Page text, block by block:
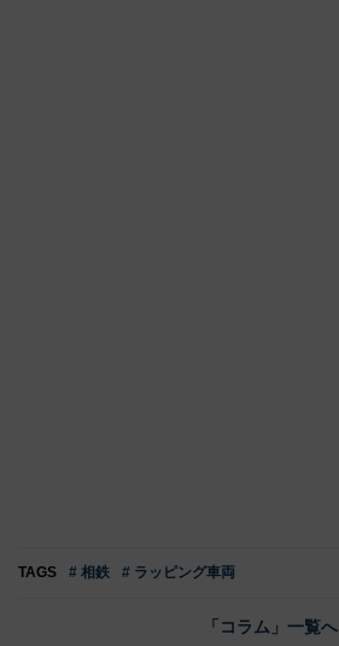
TAGS # 相鉄 # ラッピング車両
「コラム」一覧へ